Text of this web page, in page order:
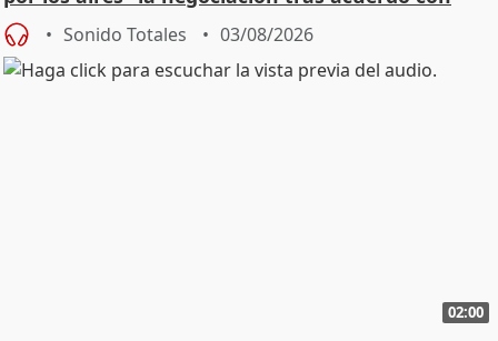
SMA
Sonido Totales 03/08/2026
02:00